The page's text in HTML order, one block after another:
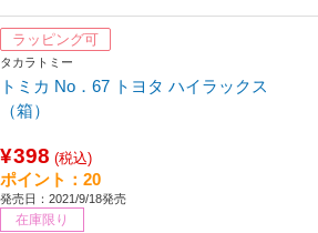
ラッピング可
タカラトミー
トミカ No．67 トヨタ ハイラックス
（箱）
¥398 (税込)
ポイント：20
発売日：2021/9/18発売
在庫限り